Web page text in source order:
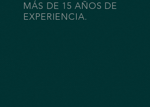
MÁS DE 15 AÑOS DE
EXPERIENCIA.